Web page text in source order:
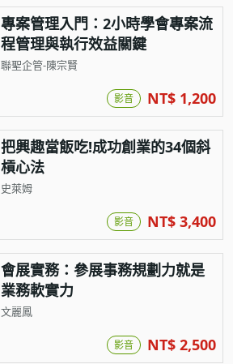
專案管理入門：2小時學會專案流
程管理與執行效益關鍵
聯聖企管-陳宗賢
影音 NT$ 1,200
把興趣當飯吃!成功創業的34個斜
槓心法
史萊姆
影音 NT$ 3,400
會展實務：參展事務規劃力就是
業務軟實力
文麗鳳
影音 NT$ 2,500